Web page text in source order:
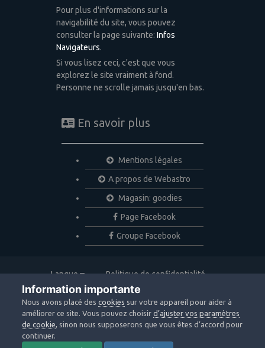
Pour plus d'informations sur la
navigabilité du site, vous pouvez
consulter la page suivante: Infos
Navigateurs.
Si vous lisez ceci, c'est que vous
explorez le site vraiment à fond.
Personne ne scrolle jamais jusqu'en bas.
En savoir plus
Mentions légales
A propos de Webastro
Magasin: goodies
Page Facebook
Groupe Facebook
Langue
Politique de confidentialité
Nous contacter
Copyright © 2020 Webastro
Powered by Invision Community
Information importante
Nous avons placé descookies sur votre appareil pour aider à
améliorer ce site. Vous pouvez choisird’ajuster vos paramètres
de cookie, sinon nous supposerons que vous êtes d’accord pour
continuer.